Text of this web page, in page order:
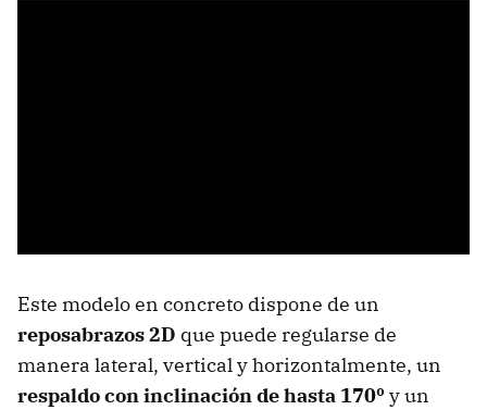
Este modelo en concreto dispone de un
reposabrazos 2D que puede regularse de
manera lateral, vertical y horizontalmente, un
respaldo con inclinación de hasta 170º y un